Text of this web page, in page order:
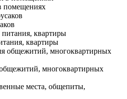
помещениях
квартиры
многоквартирных